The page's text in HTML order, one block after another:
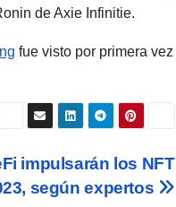
de Axie Infinitie.
fue visto por primera vez
impulsarán los NFT
según expertos